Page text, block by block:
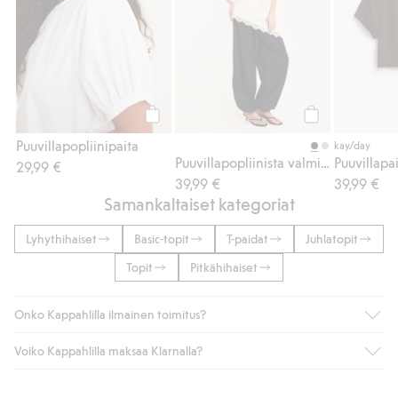
Osta
Puuvillapopliinipaita
29,99 €
39,99 €
kay/day
39,99 €
Samankaltaiset kategoriat
Lyhythihaiset Basic-topit T-paidat
Juhlatopit
Topit
Pitkähihaiset
Onko Kappahlilla ilmainen toimitus?
Jos olet Kappahl Clubin jäsen, saat aina ilmaisen toimituksen
Voiko Kappahlilla maksaa Klarnalla?